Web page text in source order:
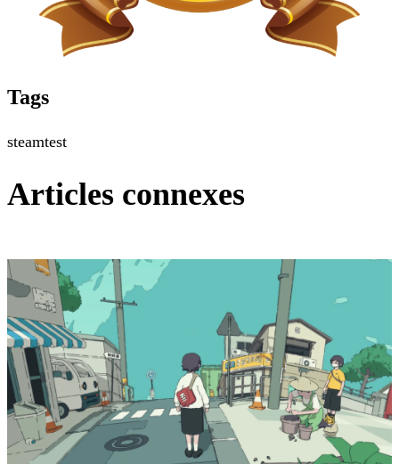
Tags
steamtest
Articles connexes